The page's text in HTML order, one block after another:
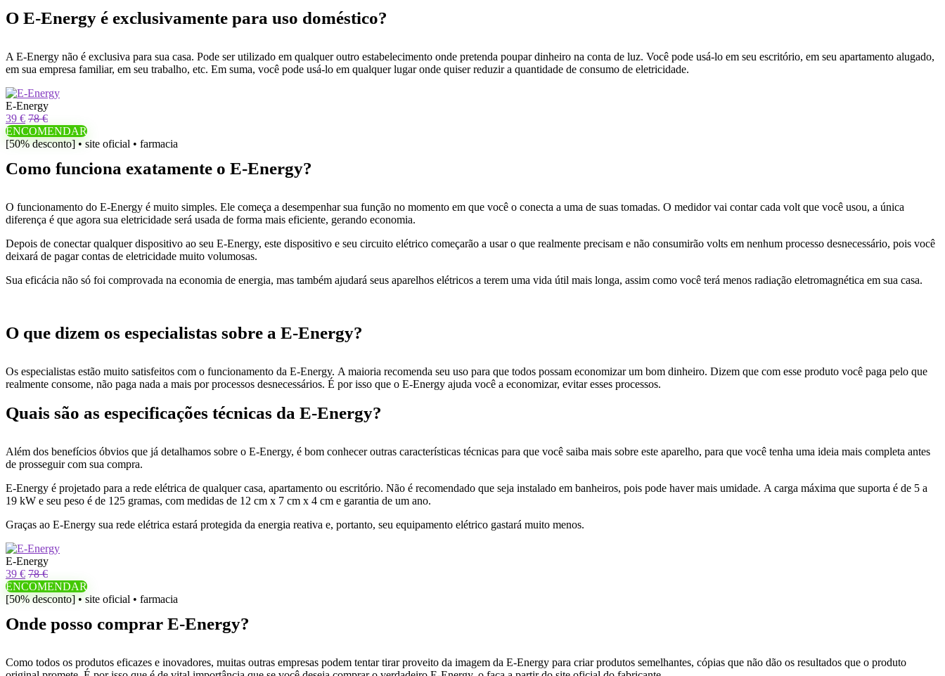
O E-Energy é exclusivamente para uso doméstico?
A E-Energy não é exclusiva para sua casa. Pode ser utilizado em qualquer outro estabelecimento onde pretenda poupar dinheiro na conta de luz. Você pode usá-lo em seu escritório, em seu apartamento alugado,
em sua empresa familiar, em seu trabalho, etc. Em suma, você pode usá-lo em qualquer lugar onde quiser reduzir a quantidade de consumo de eletricidade.
E-Energy
39 € 78 €
ENCOMENDAR
[50% desconto] • site oficial • farmacia
Como funciona exatamente o E-Energy?
O funcionamento do E-Energy é muito simples. Ele começa a desempenhar sua função no momento em que você o conecta a uma de suas tomadas. O medidor vai contar cada volt que você usou, a única
diferença é que agora sua eletricidade será usada de forma mais eficiente, gerando economia.
Depois de conectar qualquer dispositivo ao seu E-Energy, este dispositivo e seu circuito elétrico começarão a usar o que realmente precisam e não consumirão volts em nenhum processo desnecessário, pois você
deixará de pagar contas de eletricidade muito volumosas.
Sua eficácia não só foi comprovada na economia de energia, mas também ajudará seus aparelhos elétricos a terem uma vida útil mais longa, assim como você terá menos radiação eletromagnética em sua casa.
O que dizem os especialistas sobre a E-Energy?
Os especialistas estão muito satisfeitos com o funcionamento da E-Energy. A maioria recomenda seu uso para que todos possam economizar um bom dinheiro. Dizem que com esse produto você paga pelo que
realmente consome, não paga nada a mais por processos desnecessários. É por isso que o E-Energy ajuda você a economizar, evitar esses processos.
Quais são as especificações técnicas da E-Energy?
Além dos benefícios óbvios que já detalhamos sobre o E-Energy, é bom conhecer outras características técnicas para que você saiba mais sobre este aparelho, para que você tenha uma ideia mais completa antes
de prosseguir com sua compra.
E-Energy é projetado para a rede elétrica de qualquer casa, apartamento ou escritório. Não é recomendado que seja instalado em banheiros, pois pode haver mais umidade. A carga máxima que suporta é de 5 a
19 kW e seu peso é de 125 gramas, com medidas de 12 cm x 7 cm x 4 cm e garantia de um ano.
Graças ao E-Energy sua rede elétrica estará protegida da energia reativa e, portanto, seu equipamento elétrico gastará muito menos.
E-Energy
39 € 78 €
ENCOMENDAR
[50% desconto] • site oficial • farmacia
Onde posso comprar E-Energy?
Como todos os produtos eficazes e inovadores, muitas outras empresas podem tentar tirar proveito da imagem da E-Energy para criar produtos semelhantes, cópias que não dão os resultados que o produto